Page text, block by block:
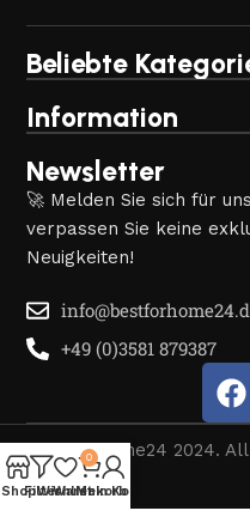
Beliebte
Information
Newsletter
🚀 Melden Sie sich für
verpassen Sie keine
Neuigkeiten!
+49 (0)3581 879387
© Bestforhome24 2024. All
ShopFilter
Wishlist
0
Warenkorb
Mein Konto